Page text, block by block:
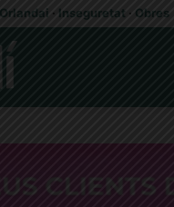
· Inseguretat · Obres